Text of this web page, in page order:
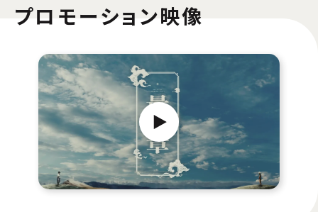
プロモーション映像